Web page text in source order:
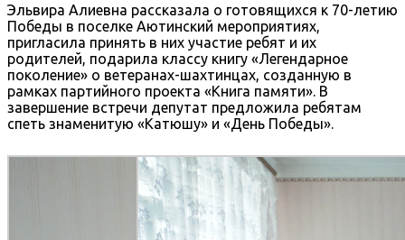
Эльвира Алиевна рассказала о готовящихся к 70-летию
Победы в поселке Аютинский мероприятиях,
пригласила принять в них участие ребят и их
родителей, подарила классу книгу «Легендарное
поколение» о ветеранах-шахтинцах, созданную в
рамках партийного проекта «Книга памяти». В
завершение встречи депутат предложила ребятам
спеть знаменитую «Катюшу» и «День Победы».